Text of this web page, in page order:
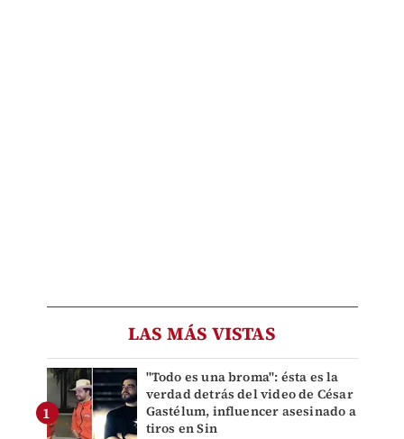
LAS MÁS VISTAS
"Todo es una broma": ésta es la
verdad detrás del video de César
Gastélum, influencer asesinado a
tiros en Sin